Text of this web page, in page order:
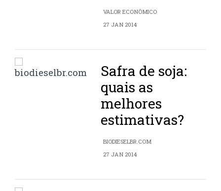
VALOR ECONÔMICO
27 JAN 2014
Safra de soja:
quais as
melhores
estimativas?
BIODIESELBR.COM
27 JAN 2014